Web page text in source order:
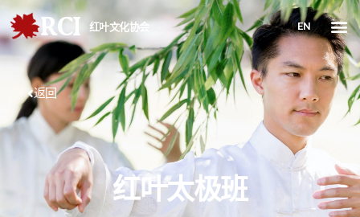
RCI 红叶文化协会 EN
返回
红叶太极班